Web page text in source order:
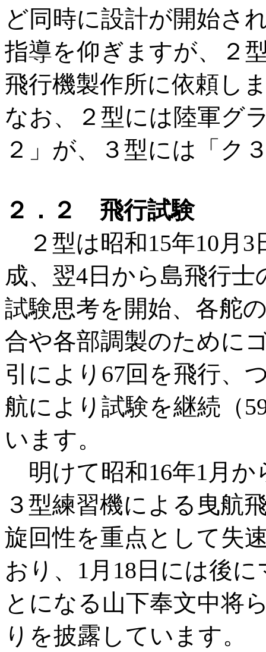
ど同時に設計が開始さ
指導を仰ぎますが、２
飛行機製作所に依頼し
なお、２型には陸軍グ
２」が、３型には「ク
２．２ 飛行試験
２型は昭和15年10月3
成、翌4日から島飛行士
試験思考を開始、各舵
合や各部調製のために
引により67回を飛行、
航により試験を継続（
います。
明けて昭和16年1月か
３型練習機による曳航
旋回性を重点として失
おり、1月18日には後
とになる山下奉文中将
りを披露しています。